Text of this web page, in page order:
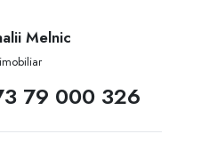
Melnic
79 000 326